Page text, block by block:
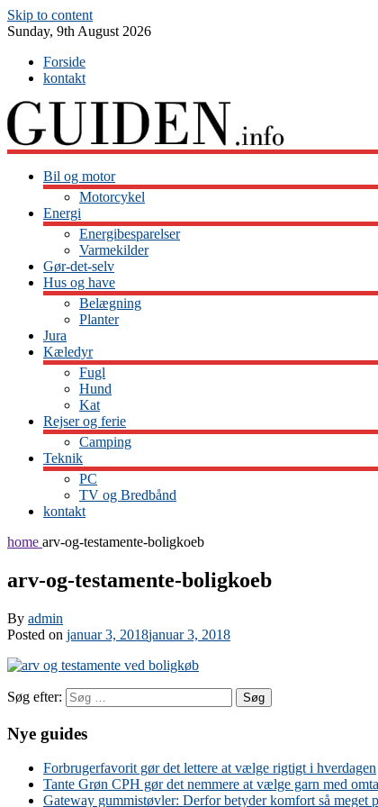
Skip to content
Sunday, 9th August 2026
Forside
kontakt
Bil og motor
Motorcykel
Energi
Energibesparelser
Varmekilder
Gør-det-selv
Hus og have
Belægning
Planter
Jura
Kæledyr
Fugl
Hund
Kat
Rejser og ferie
Camping
Teknik
PC
TV og Bredbånd
kontakt
home arv-og-testamente-boligkoeb
arv-og-testamente-boligkoeb
By admin
Posted on januar 3, 2018januar 3, 2018
Søg efter:
Nye guides
Forbrugerfavorit gør det lettere at vælge rigtigt i hverdagen
Tante Grøn CPH gør det nemmere at vælge garn med
Gateway gummistøvler: Derfor betyder komfort så meget